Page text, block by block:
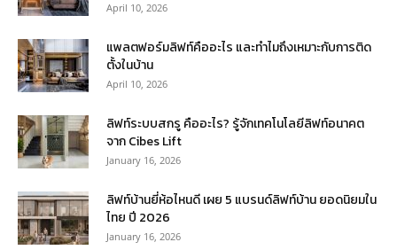
April 10, 2026
แพลตฟอร์มลิฟท์คืออะไร และทำไมถึงเหมาะกับการติด
ตั้งในบ้าน
April 10, 2026
ลิฟท์ระบบสกรู คืออะไร? รู้จักเทคโนโลยีลิฟท์อนาคต
จาก Cibes Lift
January 16, 2026
ลิฟท์บ้านยี่ห้อไหนดี เผย 5 แบรนด์ลิฟท์บ้าน ยอดนิยมใน
ไทย ปี 2026
January 16, 2026